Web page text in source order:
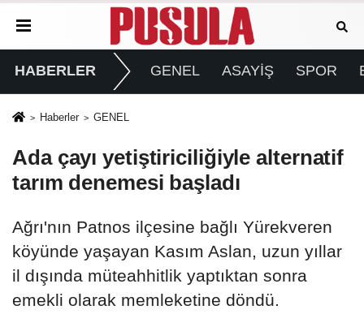
HABERLER GENEL ASAYİŞ SPOR
Haberler GENEL
Ada çayı yetiştiriciliğiyle alternatif
tarım denemesi başladı
Ağrı'nın Patnos ilçesine bağlı Yürekveren
köyünde yaşayan Kasım Aslan, uzun yıllar
il dışında müteahhitlik yaptıktan sonra
emekli olarak memleketine döndü.